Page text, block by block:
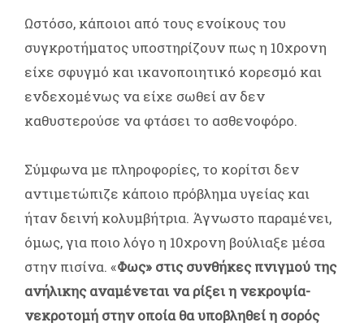
Ωστόσο, κάποιοι από τους ενοίκους του
συγκροτήματος υποστηρίζουν πως η 10χρονη
είχε σφυγμό και ικανοποιητικό κορεσμό και
ενδεχομένως να είχε σωθεί αν δεν
καθυστερούσε να φτάσει το ασθενοφόρο.
Σύμφωνα με πληροφορίες, το κορίτσι δεν
αντιμετώπιζε κάποιο πρόβλημα υγείας και
ήταν δεινή κολυμβήτρια. Άγνωστο παραμένει,
όμως, για ποιο λόγο η 10χρονη βούλιαξε μέσα
στην πισίνα. «Φως» στις συνθήκες πνιγμού της
ανήλικης αναμένεται να ρίξει η νεκροψία-
νεκροτομή στην οποία θα υποβληθεί η σορός